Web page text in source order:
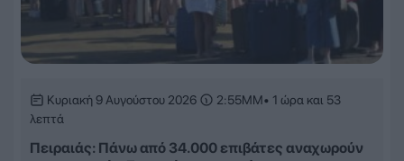
Κυριακή 9 Αυγούστου 2026 2:55ΜΜ• 1 ώρα και 53
λεπτά
Πειραιάς: Πάνω από 34.000 επιβάτες αναχωρούν